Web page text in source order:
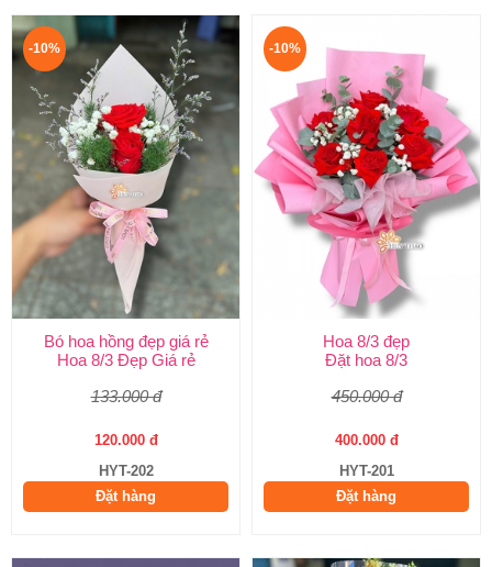
-10%
Bó hoa hồng đẹp giá rẻ
Hoa 8/3 Đẹp Giá rẻ
133.000 đ
120.000 đ
HYT-202
Đặt hàng
-10%
Hoa 8/3 đẹp
Đặt hoa 8/3
450.000 đ
400.000 đ
HYT-201
Đặt hàng